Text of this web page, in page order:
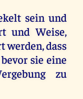
sein und
und Weise,
werden, dass
sie eine
zu